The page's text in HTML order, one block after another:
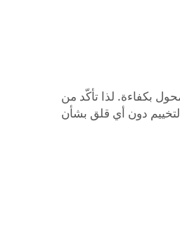
بكفاءة. لذا تأكّد من
دون أي قلق بشأن